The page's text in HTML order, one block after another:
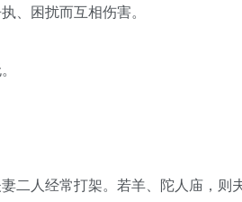
、困扰而互相伤害。
二人经常打架。若羊、陀人庙，则